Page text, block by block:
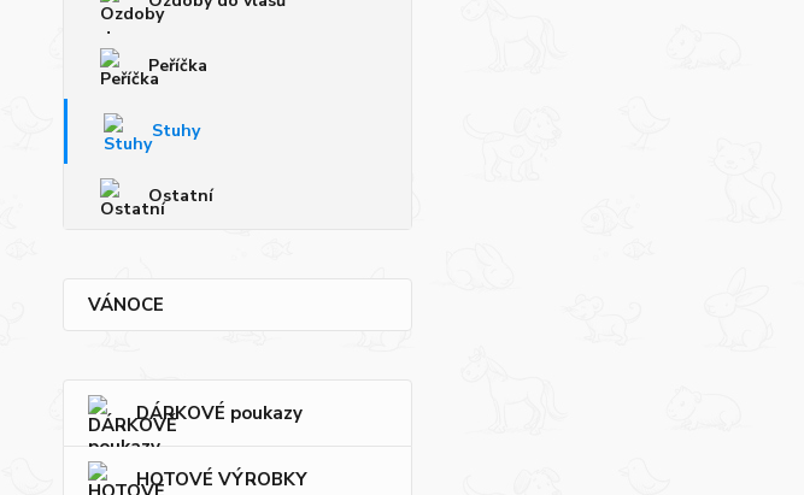
Peříčka
Stuhy
Ostatní
VÁNOCE
DÁRKOVÉ poukazy
HOTOVÉ VÝROBKY